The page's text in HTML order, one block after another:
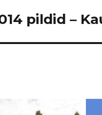
pildid –